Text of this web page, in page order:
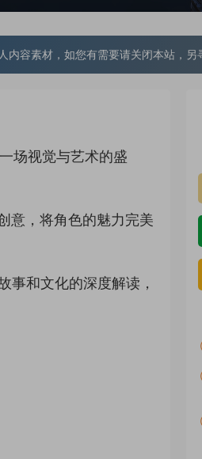
容素材，如您有需要请关闭本站，另
场视觉与艺术的盛
意，将角色的魅力完美
事和文化的深度解读，